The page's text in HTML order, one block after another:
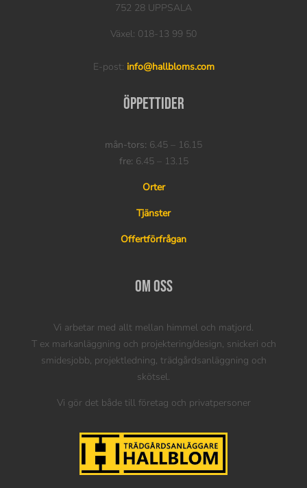
752 28 UPPSALA
Växel: 018-13 99 50
E-post: info@hallbloms.com
Öppettider
mån-tors: 6.45 – 16.15
fre: 6.45 – 13.15
Orter
Tjänster
Offertförfrågan
Om oss
Vi arbetar med allt mellan himmel och matjord.
T ex markanläggning och projektering/design, snickeri och
smidesjobb, projektledning, trädgårdsanläggning och
skötsel.
Vi gör det både till företag och privatpersoner